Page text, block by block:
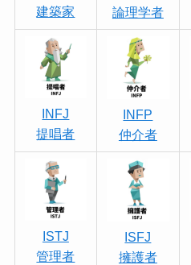
建築家
論理学者
INFJ
提唱者
INFP
仲介者
ISTJ
管理者
ISFJ
擁護者